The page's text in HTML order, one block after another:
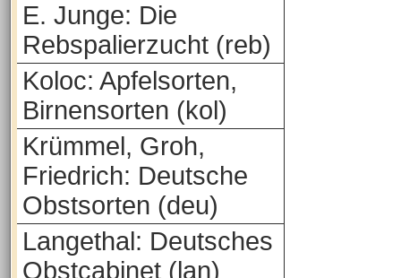
E. Junge: Die
Rebspalierzucht (reb)
Koloc: Apfelsorten,
Birnensorten (kol)
Krümmel, Groh,
Friedrich: Deutsche
Obstsorten (deu)
Langethal: Deutsches
Obstcabinet (lan)